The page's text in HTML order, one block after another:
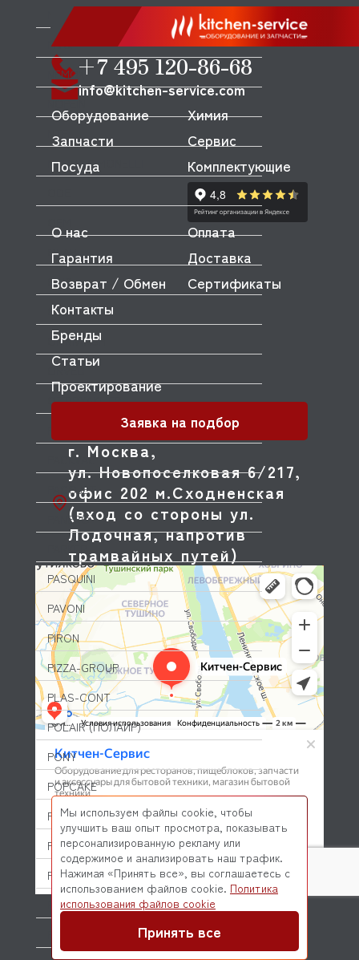
MUSSO
MVQ
NEMOX
NOPEIN
NTF
NUOVA SIMONELLI
OLAB
OLIS
OLYMPIA
OMNIWASH
ORVED
OZTIRYAKILER
P.L. Proff Cuisine
PACKVAC
PACOJET
PANERO
PASQUINI
PAVONI
PIRON
PIZZA-GROUP
PLAS-CONT
POLAIR (ПОЛАИР)
PONY
POPCAKE
PRATICA
PRIMAX
PRIMUS
PRISMAFOOD
+7 495 120-86-68
info@kitchen-service.com
г. Москва,
ул. Новопоселковая 6/217,
офис 202 м.Сходненская
(вход со стороны ул.
Лодочная, напротив
трамвайных путей)
Оборудование
Запчасти
Посуда
Химия
Сервис
Комплектующие
О нас
Оплата
Гарантия
Доставка
Возврат / Обмен
Сертификаты
Контакты
Бренды
Статьи
Проектирование
Заявка на подбор
© 2026 Kitchen-Service.com Интернет-магазин запчастей
и оборудования профессиональной кухни
Мы используем файлы cookie, чтобы
улучшить ваш опыт просмотра, показывать
персонализированную рекламу или
содержимое и анализировать наш трафик.
Нажимая «Принять все», вы соглашаетесь с
использованием файлов cookie. Политика
использования файлов cookie
Принять все